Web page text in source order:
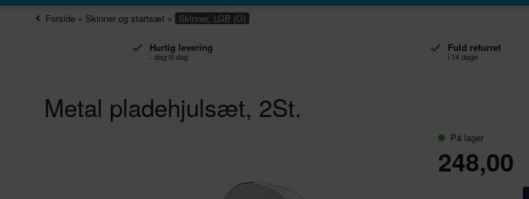
Forside» Skinner og startsæt » Skinner, LGB (G)
Hurtig levering
- dag til dag
Fuld returret
i 14 dage
Metal pladehjulsæt, 2St.
På lager
248,00